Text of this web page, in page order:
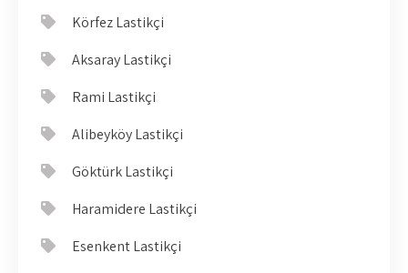
Körfez Lastikçi
Aksaray Lastikçi
Rami Lastikçi
Alibeyköy Lastikçi
Göktürk Lastikçi
Haramidere Lastikçi
Esenkent Lastikçi